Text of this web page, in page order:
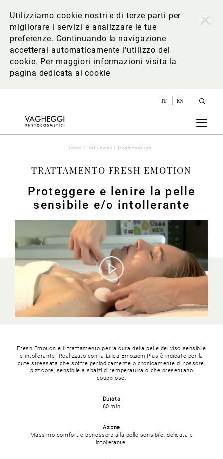
Utilizziamo cookie nostri e di terze parti per
migliorare i servizi e analizzare le tue
preferenze. Continuando la navigazione
accetterai automaticamente l'utilizzo dei
cookie. Per maggiori informazioni visita la
pagina dedicata ai cookie.
IT EN
home trattamenti fresh emotion
TRATTAMENTO FRESH EMOTION
Proteggere e lenire la pelle
sensibile e/o intollerante
Fresh Emotion è il trattamento per la cura della pelle del viso sensibile
e intollerante. Realizzato con la Linea Emozioni Plus è indicato per la
cute stressata che soffre periodicamente o cronicamente di rossore,
pizzicore, sensibile a sbalzi di temperatura o che presentano
couperose.
Durata
60 min
Azione
Massimo comfort e benessere alla pelle sensibile, delicata e
intollerante.